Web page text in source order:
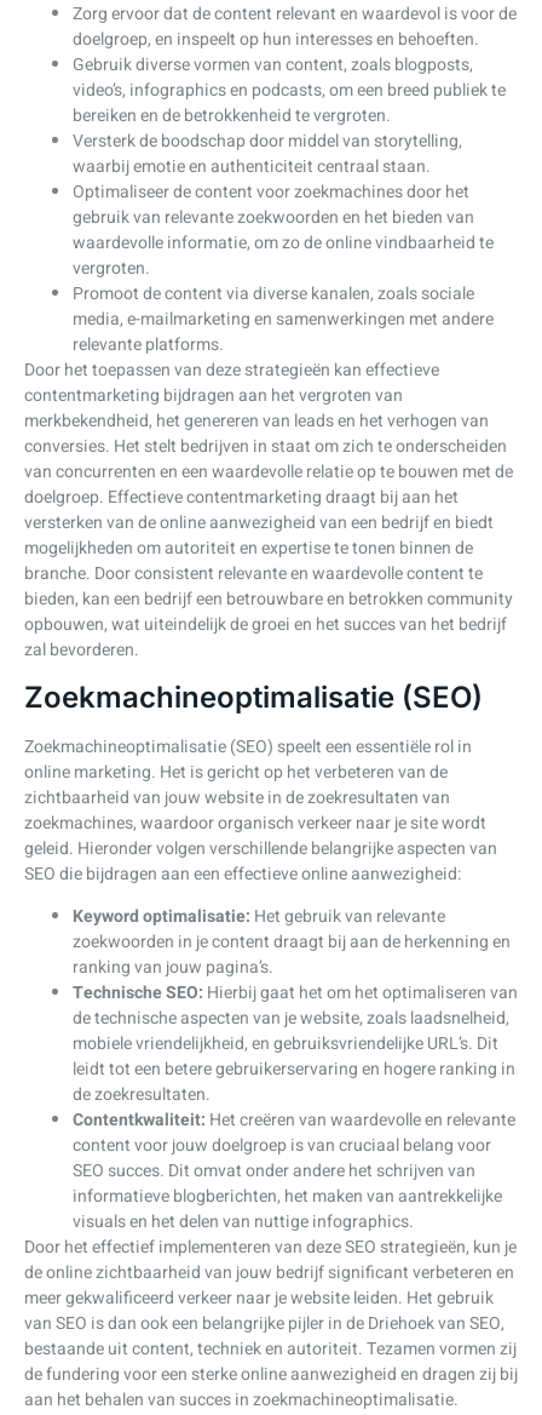
Zorg ervoor dat de content relevant en waardevol is voor de
doelgroep, en inspeelt op hun interesses en behoeften.
Gebruik diverse vormen van content, zoals blogposts,
video’s, infographics en podcasts, om een breed publiek te
bereiken en de betrokkenheid te vergroten.
Versterk de boodschap door middel van storytelling,
waarbij emotie en authenticiteit centraal staan.
Optimaliseer de content voor zoekmachines door het
gebruik van relevante zoekwoorden en het bieden van
waardevolle informatie, om zo de online vindbaarheid te
vergroten.
Promoot de content via diverse kanalen, zoals sociale
media, e-mailmarketing en samenwerkingen met andere
relevante platforms.
Door het toepassen van deze strategieën kan effectieve
contentmarketing bijdragen aan het vergroten van
merkbekendheid, het genereren van leads en het verhogen van
conversies. Het stelt bedrijven in staat om zich te onderscheiden
van concurrenten en een waardevolle relatie op te bouwen met de
doelgroep. Effectieve contentmarketing draagt bij aan het
versterken van de online aanwezigheid van een bedrijf en biedt
mogelijkheden om autoriteit en expertise te tonen binnen de
branche. Door consistent relevante en waardevolle content te
bieden, kan een bedrijf een betrouwbare en betrokken community
opbouwen, wat uiteindelijk de groei en het succes van het bedrijf
zal bevorderen.
Zoekmachineoptimalisatie (SEO)
Zoekmachineoptimalisatie (SEO) speelt een essentiële rol in
online marketing. Het is gericht op het verbeteren van de
zichtbaarheid van jouw website in de zoekresultaten van
zoekmachines, waardoor organisch verkeer naar je site wordt
geleid. Hieronder volgen verschillende belangrijke aspecten van
SEO die bijdragen aan een effectieve online aanwezigheid:
Keyword optimalisatie: Het gebruik van relevante
zoekwoorden in je content draagt bij aan de herkenning en
ranking van jouw pagina’s.
Technische SEO: Hierbij gaat het om het optimaliseren van
de technische aspecten van je website, zoals laadsnelheid,
mobiele vriendelijkheid, en gebruiksvriendelijke URL’s. Dit
leidt tot een betere gebruikerservaring en hogere ranking in
de zoekresultaten.
Contentkwaliteit: Het creëren van waardevolle en relevante
content voor jouw doelgroep is van cruciaal belang voor
SEO succes. Dit omvat onder andere het schrijven van
informatieve blogberichten, het maken van aantrekkelijke
visuals en het delen van nuttige infographics.
Door het effectief implementeren van deze SEO strategieën, kun je
de online zichtbaarheid van jouw bedrijf significant verbeteren en
meer gekwalificeerd verkeer naar je website leiden. Het gebruik
van SEO is dan ook een belangrijke pijler in de Driehoek van SEO,
bestaande uit content, techniek en autoriteit. Tezamen vormen zij
de fundering voor een sterke online aanwezigheid en dragen zij bij
aan het behalen van succes in zoekmachineoptimalisatie.